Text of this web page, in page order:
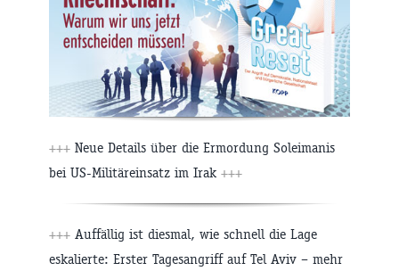
+++ Neue Details über die Ermordung Soleimanis
bei US-Militäreinsatz im Irak +++
+++ Auffällig ist diesmal, wie schnell die Lage
eskalierte: Erster Tagesangriff auf Tel Aviv – mehr